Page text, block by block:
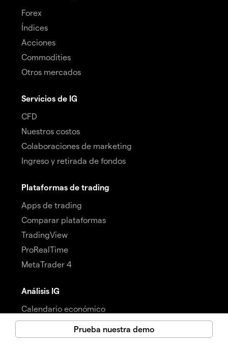
Forex
Índices
Acciones
Commodities
Otros mercados
Servicios de IG
CFD
Nuestros costos
Colaboraciones de marketing
Ingreso y retirada de fondos
Plataformas de trading
Apps de trading
Comparar plataformas
TradingView
ProRealTime
MetaTrader 4
Análisis IG
Calendario económico
Noticias y análisis